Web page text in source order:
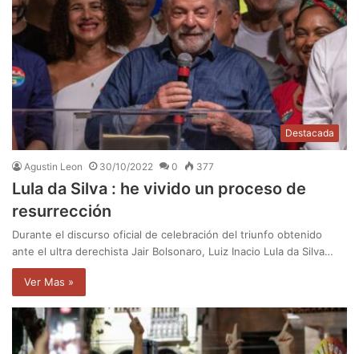
Destacada
Agustin Leon 30/10/2022 0 377
Lula da Silva : he vivido un proceso de
resurrección
Durante el discurso oficial de celebración del triunfo obtenido
ante el ultra derechista Jair Bolsonaro, Luiz Inacio Lula da Silva…
Ver Mas »